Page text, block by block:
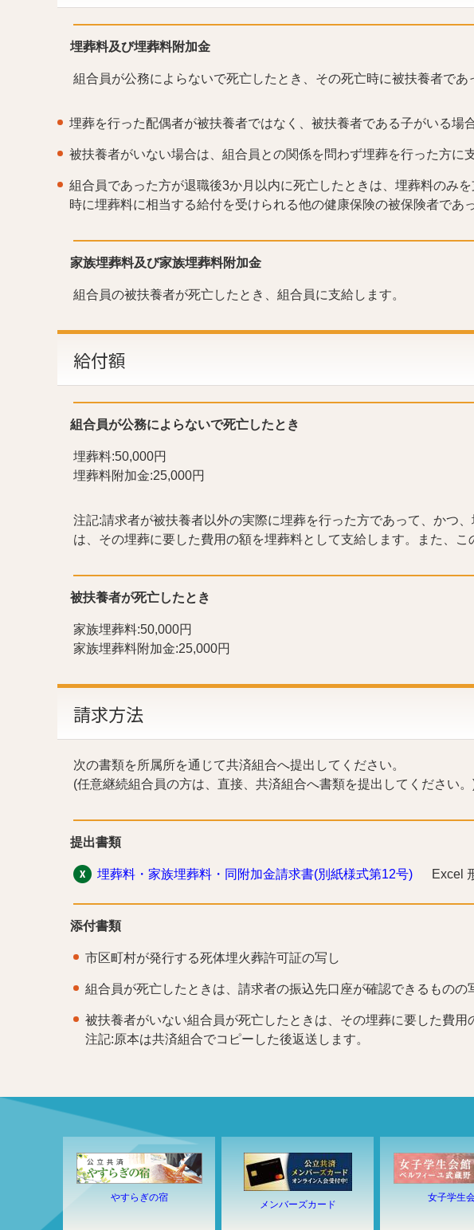
埋葬料及び埋葬料附加金
組合員が公務によらないで死亡したとき、その死亡時に被扶養者であ
埋葬を行った配偶者が被扶養者ではなく、被扶養者である子がいる場
被扶養者がいない場合は、組合員との関係を問わず埋葬を行った方に
組合員であった方が退職後3か月以内に死亡したときは、埋葬料のみ
時に埋葬料に相当する給付を受けられる他の健康保険の被保険者であ
家族埋葬料及び家族埋葬料附加金
組合員の被扶養者が死亡したとき、組合員に支給します。
給付額
組合員が公務によらないで死亡したとき
埋葬料:50,000円
埋葬料附加金:25,000円
注記:請求者が被扶養者以外の実際に埋葬を行った方であって、かつ
は、その埋葬に要した費用の額を埋葬料として支給します。また、こ
被扶養者が死亡したとき
家族埋葬料:50,000円
家族埋葬料附加金:25,000円
請求方法
次の書類を所属所を通じて共済組合へ提出してください。
(任意継続組合員の方は、直接、共済組合へ書類を提出してください
提出書類
埋葬料・家族埋葬料・同附加金請求書(別紙様式第12号) Excel
添付書類
市区町村が発行する死体埋火葬許可証の写し
組合員が死亡したときは、請求者の振込先口座が確認できるものの
被扶養者がいない組合員が死亡したときは、その埋葬に要した費
注記:原本は共済組合でコピーした後返送します。
やすらぎの宿
メンバーズカード
女子学生